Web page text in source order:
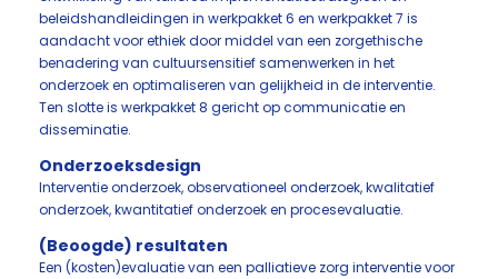
beleidshandleidingen in werkpakket 6 en werkpakket 7 is
aandacht voor ethiek door middel van een zorgethische
benadering van cultuursensitief samenwerken in het
onderzoek en optimaliseren van gelijkheid in de interventie.
Ten slotte is werkpakket 8 gericht op communicatie en
disseminatie.
Onderzoeksdesign
Interventie onderzoek, observationeel onderzoek, kwalitatief
onderzoek, kwantitatief onderzoek en procesevaluatie.
(Beoogde) resultaten
Een (kosten)evaluatie van een palliatieve zorg interventie voor